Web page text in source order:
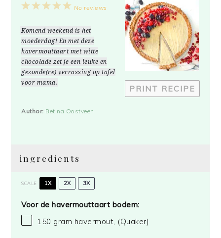
PRINT RECIPE
5
4
3
2
1
No reviews
Komend weekend is het
moederdag! En met deze
havermouttaart met witte
chocolade zet je een leuke en
gezonde(re) verrassing op tafel
voor mama.
Author: Betina Oostveen
ingredients
SCALE 1X 2X 3X
Voor de havermouttaart bodem:
150 gram havermout, (Quaker)